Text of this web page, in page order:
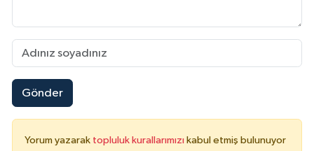
Gönder
Yorum yazarak topluluk kurallarımızı kabul etmiş bulunuyor